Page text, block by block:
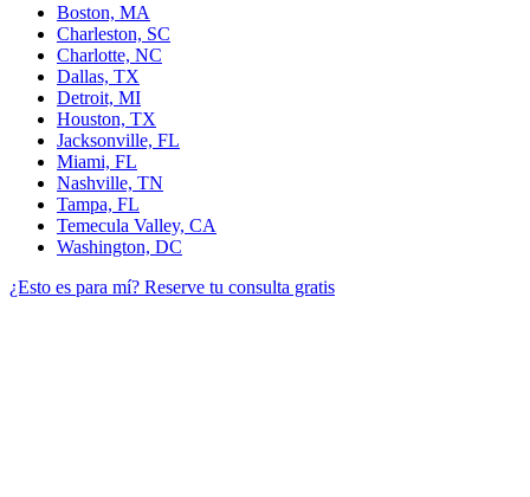
Boston, MA
Charleston, SC
Charlotte, NC
Dallas, TX
Detroit, MI
Houston, TX
Jacksonville, FL
Miami, FL
Nashville, TN
Tampa, FL
Temecula Valley, CA
Washington, DC
¿Esto es para mí? Reserve tu consulta gratis